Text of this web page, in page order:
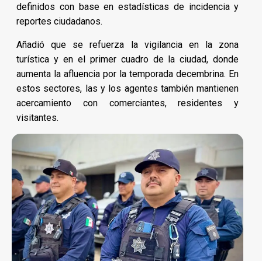
definidos con base en estadísticas de incidencia y
reportes ciudadanos.
Añadió que se refuerza la vigilancia en la zona
turística y en el primer cuadro de la ciudad, donde
aumenta la afluencia por la temporada decembrina. En
estos sectores, las y los agentes también mantienen
acercamiento con comerciantes, residentes y
visitantes.